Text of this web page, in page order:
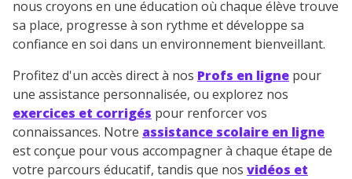
nous croyons en une éducation où chaque élève trouve
sa place, progresse à son rythme et développe sa
confiance en soi dans un environnement bienveillant.
Profitez d'un accès direct à nos Profs en ligne pour
une assistance personnalisée, ou explorez nos
exercices et corrigés pour renforcer vos
connaissances. Notre assistance scolaire en ligne
est conçue pour vous accompagner à chaque étape de
votre parcours éducatif, tandis que nos vidéos et